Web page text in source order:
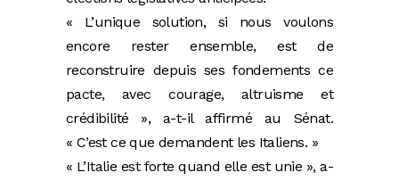
« L’unique solution, si nous voulons
encore rester ensemble, est de
reconstruire depuis ses fondements ce
pacte, avec courage, altruisme et
crédibilité », a-t-il affirmé au Sénat.
« C’est ce que demandent les Italiens. »
« L’Italie est forte quand elle est unie », a-